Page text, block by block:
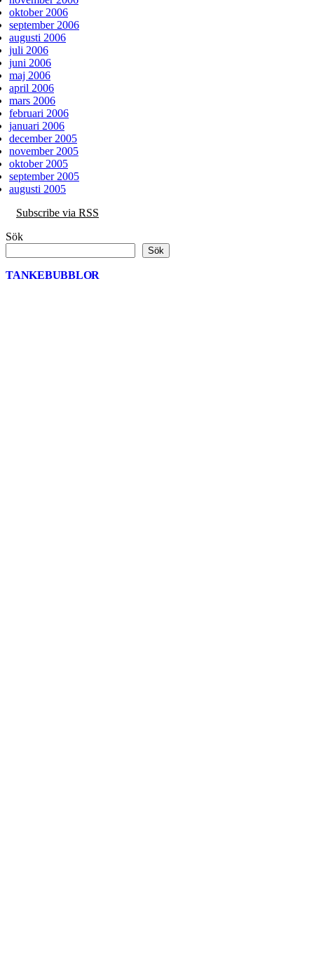
oktober 2006
september 2006
augusti 2006
juli 2006
juni 2006
maj 2006
april 2006
mars 2006
februari 2006
januari 2006
december 2005
november 2005
oktober 2005
september 2005
augusti 2005
Subscribe via RSS
Sök
Sök
TANKEBUBBLOR